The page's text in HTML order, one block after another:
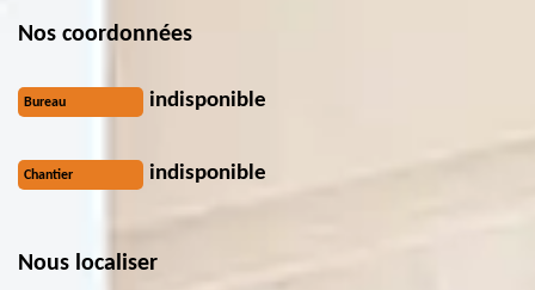
Nos coordonnées
Bureau indisponible
Chantier indisponible
Nous localiser